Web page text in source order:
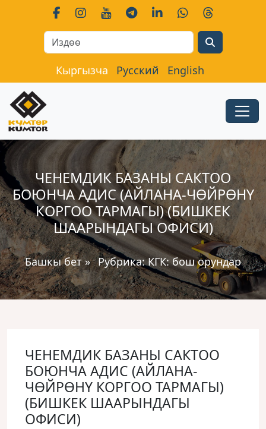
Кыргызча Русский English
ЧЕНЕМДИК БАЗАНЫ САКТОО
БОЮНЧА АДИС (АЙЛАНА-ЧӨЙРӨНҮ
КОРГОО ТАРМАГЫ) (БИШКЕК
ШААРЫНДАГЫ ОФИСИ)
Башкы бет» Рубрика:КГК: бош орундар
ЧЕНЕМДИК БАЗАНЫ САКТОО
БОЮНЧА АДИС (АЙЛАНА-
ЧӨЙРӨНҮ КОРГОО ТАРМАГЫ)
(БИШКЕК ШААРЫНДАГЫ
ОФИСИ)